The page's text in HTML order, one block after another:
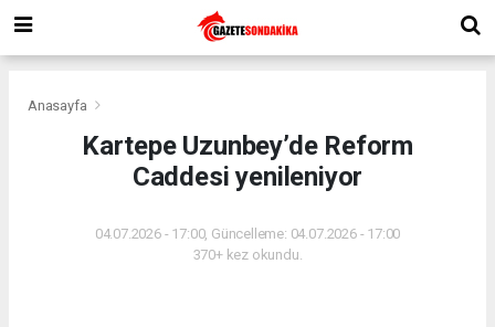
Anasayfa
Kartepe Uzunbey’de Reform
Caddesi yenileniyor
04.07.2026 - 17:00, Güncelleme: 04.07.2026 - 17:00
370+ kez okundu.